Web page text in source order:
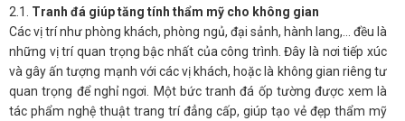
2.1. Tranh đá giúp tăng tính thẩm mỹ cho không gian
Các vị trí như phòng khách, phòng ngủ, đại sảnh, hành lang,… đều là
những vị trí quan trọng bậc nhất của công trình. Đây là nơi tiếp xúc
và gây ấn tượng mạnh với các vị khách, hoặc là không gian riêng tư
quan trọng để nghỉ ngơi. Một bức tranh đá ốp tường được xem là
tác phẩm nghệ thuật trang trí đẳng cấp, giúp tạo vẻ đẹp thẩm mỹ